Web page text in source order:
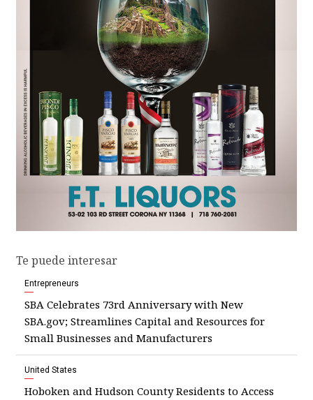
Te puede interesar
Entrepreneurs
SBA Celebrates 73rd Anniversary with New
SBA.gov; Streamlines Capital and Resources for
Small Businesses and Manufacturers
United States
Hoboken and Hudson County Residents to Access